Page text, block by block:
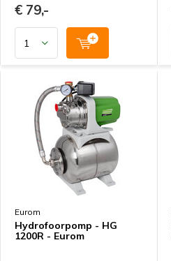
€ 79,-
Eurom
Hydrofoorpomp - HG
1200R - Eurom